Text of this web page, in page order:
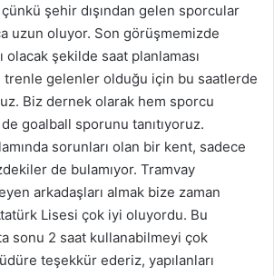
şehir dışından gelen sporcular
uzun oluyor. Son görüşmemizde
olacak şekilde saat planlaması
trenle gelenler olduğu için bu saatlerde
Biz dernek olarak hem sporcu
goalball sporunu tanıtıyoruz.
sorunları olan bir kent, sadece
de bulamıyor. Tramvay
arkadaşları almak bize zaman
Lisesi çok iyi oluyordu. Bu
sonu 2 saat kullanabilmeyi çok
teşekkür ederiz, yapılanları